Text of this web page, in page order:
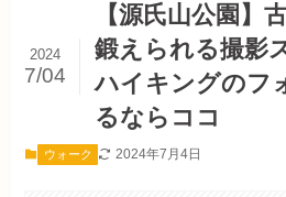
【源氏山公園】
鍛えられる撮影
ハイキングのフ
るならココ
2024
7/04
ウォーク 2024年7月4日